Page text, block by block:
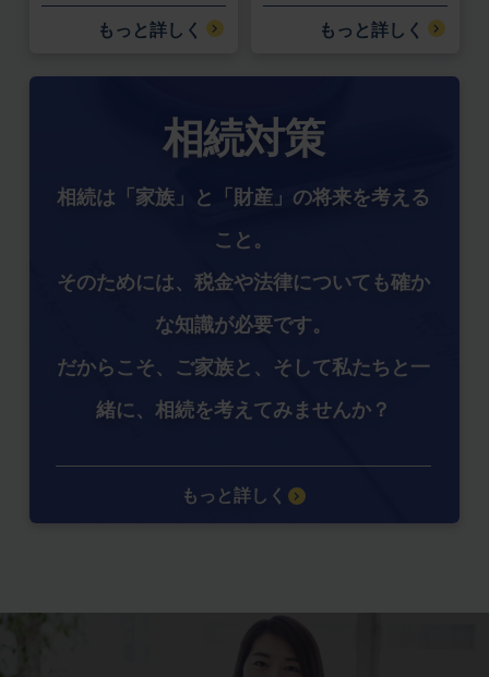
もっと詳しく もっと詳しく
相続対策
相続は「家族」と「財産」の将来を考える
こと。
そのためには、税金や法律についても確か
な知識が必要です。
だからこそ、ご家族と、そして私たちと一
緒に、相続を考えてみませんか？
もっと詳しく